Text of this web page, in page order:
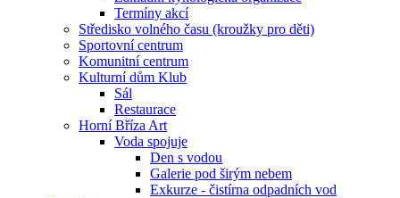
Termíny akcí
Středisko volného času (kroužky pro děti)
Sportovní centrum
Komunitní centrum
Kulturní dům Klub
Sál
Restaurace
Horní Bříza Art
Voda spojuje
Den s vodou
Galerie pod širým nebem
Exkurze - čistírna odpadních vod